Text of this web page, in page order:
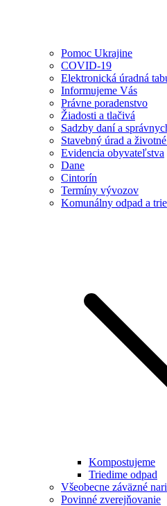
Pomoc Ukrajine
COVID-19
Elektronická úradná
Informujeme Vás
Právne poradenstvo
Žiadosti a tlačivá
Sadzby daní a
Stavebný úrad a
Evidencia obyvateľstva
Dane
Cintorín
Termíny vývozov
Komunálny odpad a
Kompostujeme
Triedime odpad
Všeobecne záväzné
Povinné zverejňovanie